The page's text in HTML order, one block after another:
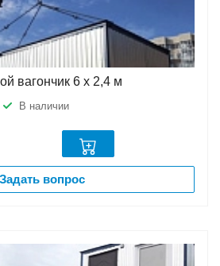
вагончик 6 х 2,4 м
В наличии
Задать вопрос